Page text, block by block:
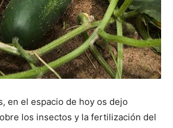
en el espacio de hoy os dejo
los insectos y la fertilización del